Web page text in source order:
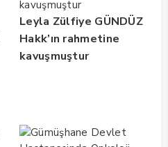
Leyla Zülfiye GÜNDÜZ
Hakk’ın rahmetine
kavuşmuştur